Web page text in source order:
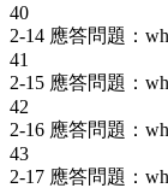
40
2-14 應答問題：
41
2-15 應答問題：
42
2-16 應答問題：
43
2-17 應答問題：